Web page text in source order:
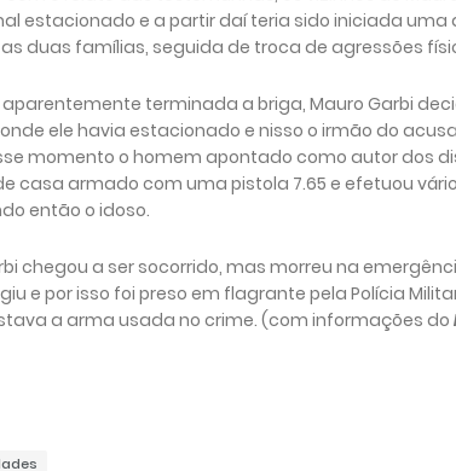
estacionado e a partir daí teria sido iniciada
duas famílias, seguida de troca de agressões
aparentemente terminada a briga, Mauro Garbi
ele havia estacionado e nisso o irmão do
momento o homem apontado como autor dos
casa armado com uma pistola 7.65 e efetuou
então o idoso.
chegou a ser socorrido, mas morreu na
e por isso foi preso em flagrante pela Polícia
a arma usada no crime. (com informações do